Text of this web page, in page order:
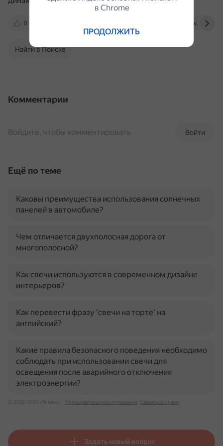
0
Найти в Поиске
Комментарии
Войти
Войдите, чтобы комментировать
Ещё по теме
Каковы преимущества использования солнечных
панелей в автомобиле?
Чем отличается двухполосная дорога от
многополосной?
Как свечи используются в современном дизайне
интерьеров?
Как перевести фразу 'свечи на торте' на
английский?
Какие правила безопасного поведения необходимо
соблюдать при использовании свечи для
освещения после аварийного отключения
электроэнергии?
© 2026 ООО «Яндекс» Пользовательское соглашение Связаться с нами
Задать новый вопрос
в Сhrome
ПРОДОЛЖИТЬ